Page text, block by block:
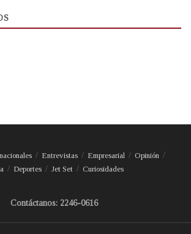
Entrevistas Empresarial
Opinión
Deportes Jet Set Curiosidades
Contáctanos: 2246-0616